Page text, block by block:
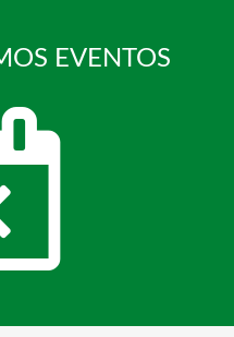
EVENTOS